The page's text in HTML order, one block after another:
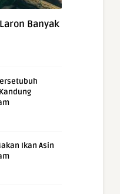
Banyak
Ikan Asin